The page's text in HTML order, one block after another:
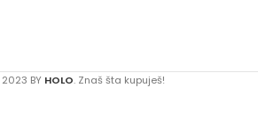
2023 BY HOLO. Znaš šta kupuješ!